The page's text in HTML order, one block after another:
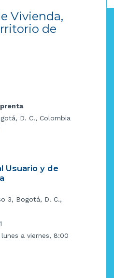
Vivienda,
de
D. C., Colombia
Usuario y de
3, Bogotá, D. C.,
a viernes, 8:00